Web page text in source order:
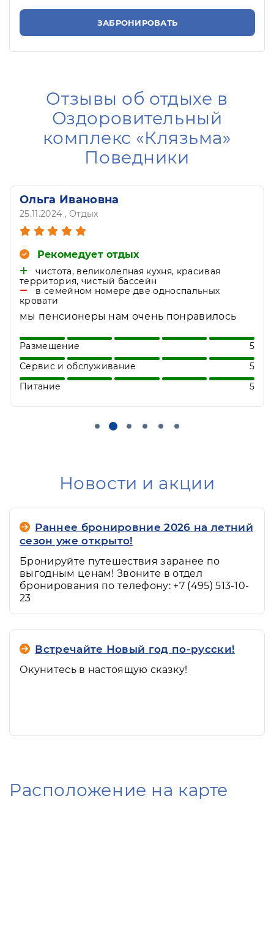
ЗАБРОНИРОВАТЬ
Отзывы об отдыхе в
Оздоровительный
комплекс «Клязьма»
Поведники
Варвара Андреевна
09.10.2024 , Отдых
Рекомедует отдых
Близко к Москве, территория, питание,
развлечения.
Нет
Отдыхали несколько раз в о/к "Клязьма".
Только положительные впечатления!
кресла. велосипеды напрокат, конные
прогулки. Питание отличное, все свежее и
разнообразное, очень вкусная выпечка.
Отличное место для перезагрузки.
Развернуть
Размещение
5
Сервис и обслуживание
5
Питание
5
Новости и акции
Раннее бронировние 2026 на летний
сезон уже открыто!
Бронируйте путешествия заранее по
выгодным ценам! Звоните в отдел
бронирования по телефону: +7 (495) 513-10-
23
Встречайте Новый год по-русски!
Окунитесь в настоящую сказку!
Расположение на карте